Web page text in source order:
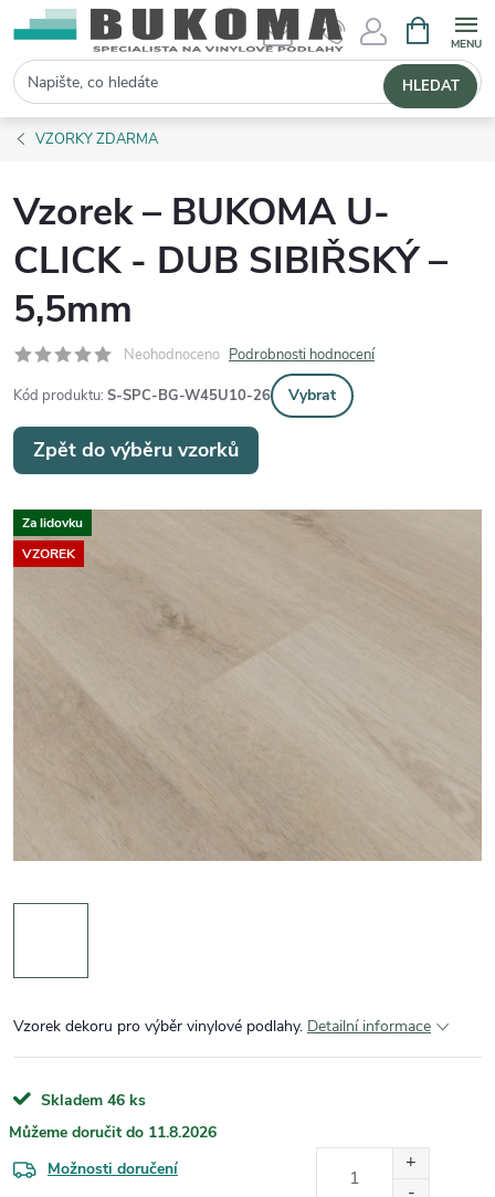
Hledat HLEDAT
VZORKY ZDARMA
Vzorek – BUKOMA U-
CLICK - DUB SIBIŘSKÝ –
5,5mm
Neohodnoceno Podrobnosti hodnocení
Kód produktu: S-SPC-BG-W45U10-26 Vybrat
Zpět do výběru vzorků
Za lidovku
VZOREK
Vzorek dekoru pro výběr vinylové podlahy. Detailní informace
Skladem 46 ks
11.8.2026
Možnosti doručení